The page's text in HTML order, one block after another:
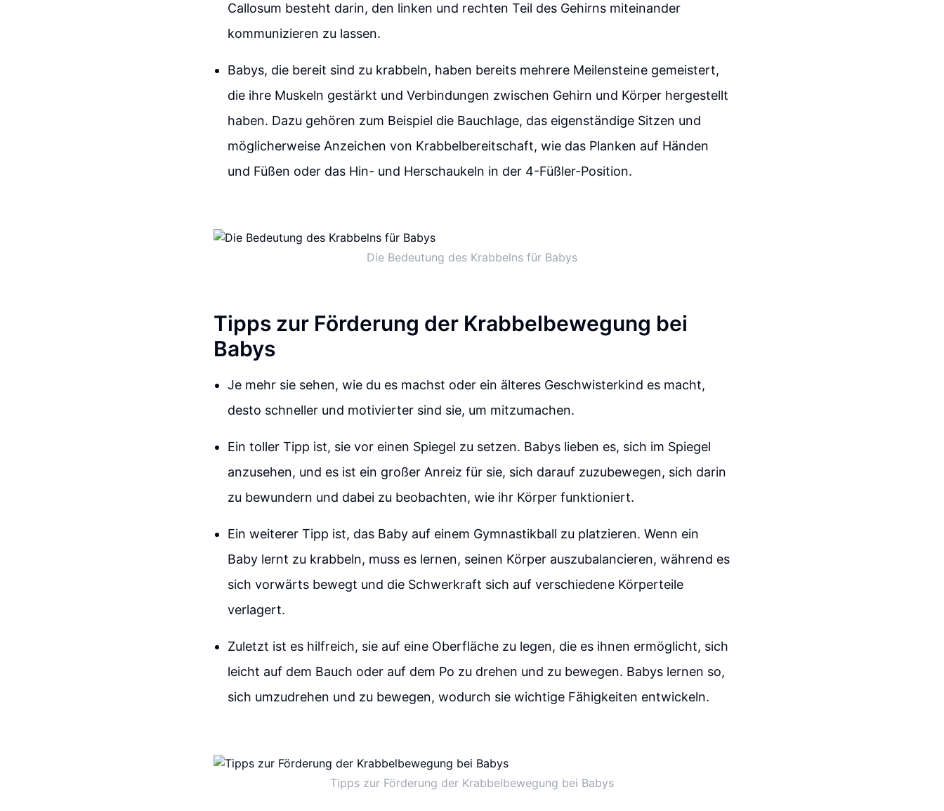
Callosum besteht darin, den linken und rechten Teil des Gehirns miteinander
kommunizieren zu lassen.
Babys, die bereit sind zu krabbeln, haben bereits mehrere Meilensteine gemeistert,
die ihre Muskeln gestärkt und Verbindungen zwischen Gehirn und Körper hergestellt
haben. Dazu gehören zum Beispiel die Bauchlage, das eigenständige Sitzen und
möglicherweise Anzeichen von Krabbelbereitschaft, wie das Planken auf Händen
und Füßen oder das Hin- und Herschaukeln in der 4-Füßler-Position.
Die Bedeutung des Krabbelns für Babys
Tipps zur Förderung der Krabbelbewegung bei
Babys
Je mehr sie sehen, wie du es machst oder ein älteres Geschwisterkind es macht,
desto schneller und motivierter sind sie, um mitzumachen.
Ein toller Tipp ist, sie vor einen Spiegel zu setzen. Babys lieben es, sich im Spiegel
anzusehen, und es ist ein großer Anreiz für sie, sich darauf zuzubewegen, sich darin
zu bewundern und dabei zu beobachten, wie ihr Körper funktioniert.
Ein weiterer Tipp ist, das Baby auf einem Gymnastikball zu platzieren. Wenn ein
Baby lernt zu krabbeln, muss es lernen, seinen Körper auszubalancieren, während es
sich vorwärts bewegt und die Schwerkraft sich auf verschiedene Körperteile
verlagert.
Zuletzt ist es hilfreich, sie auf eine Oberfläche zu legen, die es ihnen ermöglicht, sich
leicht auf dem Bauch oder auf dem Po zu drehen und zu bewegen. Babys lernen so,
sich umzudrehen und zu bewegen, wodurch sie wichtige Fähigkeiten entwickeln.
Tipps zur Förderung der Krabbelbewegung bei Babys